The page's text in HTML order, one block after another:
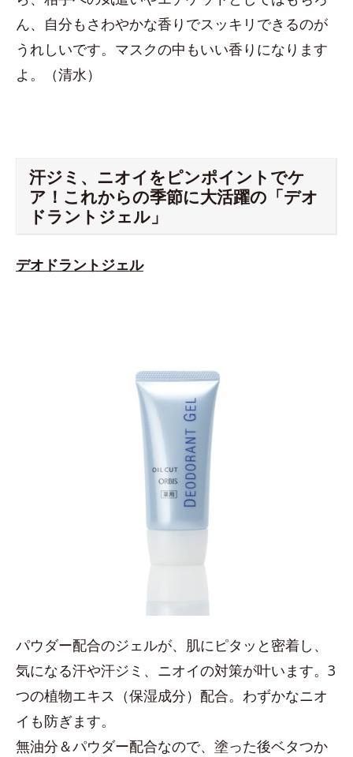
ん、自分もさわやかな香りでスッキリできるのが
うれしいです。マスクの中もいい香りになります
よ。（清水）
汗ジミ、ニオイをピンポイントでケ
ア！これからの季節に大活躍の「デオ
ドラントジェル」
デオドラントジェル
パウダー配合のジェルが、肌にピタッと密着し、
気になる汗や汗ジミ、ニオイの対策が叶います。3
つの植物エキス（保湿成分）配合。わずかなニオ
イも防ぎます。
無油分＆パウダー配合なので、塗った後ベタつか